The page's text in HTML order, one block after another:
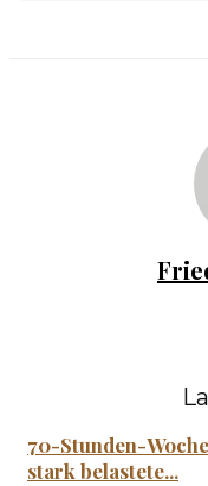
70-Stunden-
stark belastete...